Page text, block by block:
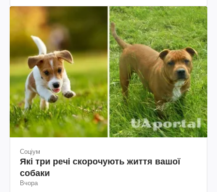
Соціум
Які три речі скорочують життя вашої
собаки
Вчора